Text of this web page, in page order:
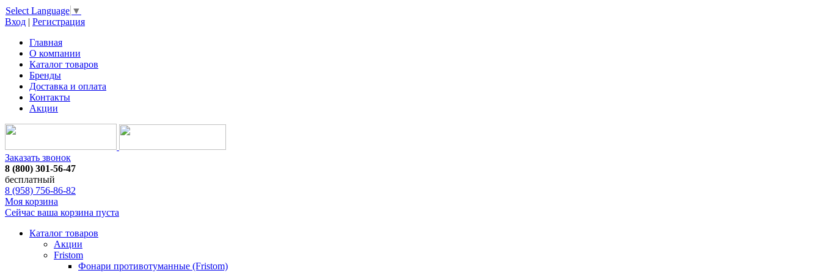
Select Language ▼
Вход | Регистрация
Главная
О компании
Каталог товаров
Бренды
Доставка и оплата
Контакты
Акции
Заказать звонок
8 (800) 301-56-47
бесплатный
8 (958) 756-86-82
Моя корзина
Сейчас ваша корзина пуста
Каталог товаров
Акции
Fristom
Фонари противотуманные (Fristom)